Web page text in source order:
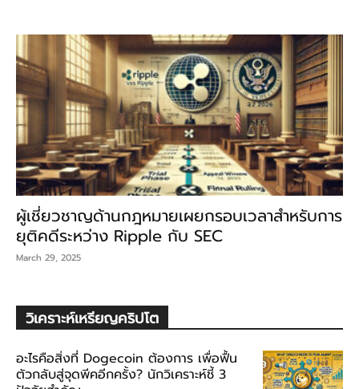
ปโต
ผู้เชี่ยวชาญด้านกฎหมายเผยกรอบเวลาสำหรับการ
ยุติคดีระหว่าง Ripple กับ SEC
March 29, 2025
วิเคราะห์เหรียญคริปโต
อะไรคือสิ่งที่ Dogecoin ต้องการ เพื่อฟื้น
ตัวกลับสู่จุดพีคอีกครั้ง? นักวิเคราะห์ชี้ 3